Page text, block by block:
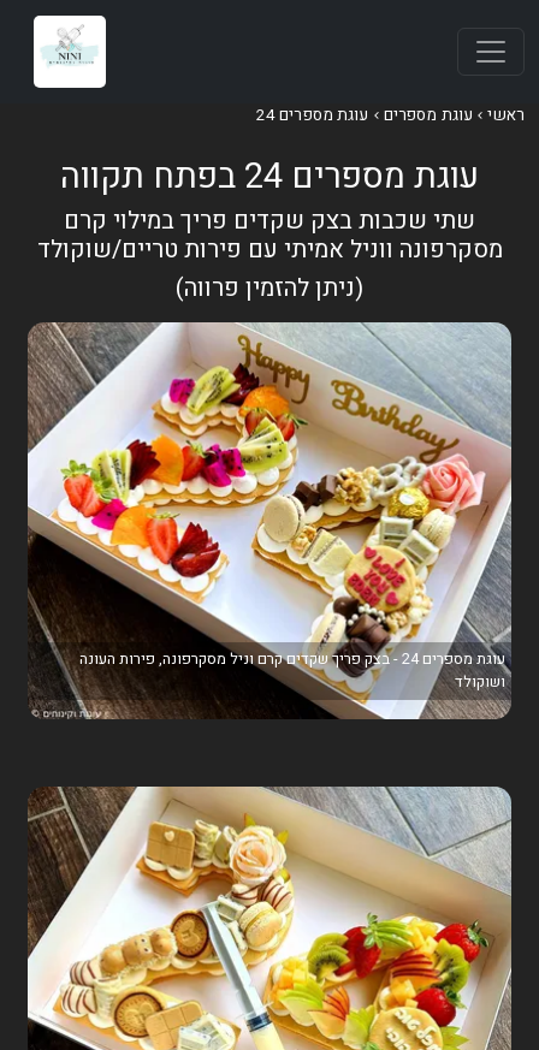
ראשי עוגת מספרים עוגת מספרים 24
עוגת מספרים 24 בפתח תקווה
שתי שכבות בצק שקדים פריך במילוי קרם
מסקרפונה ווניל אמיתי עם פירות טריים/שוקולד
(ניתן להזמין פרווה)
עוגת מספרים 24 - בצק פריך שקדים קרם וניל מסקרפונה, פירות העונה
ושוקולד